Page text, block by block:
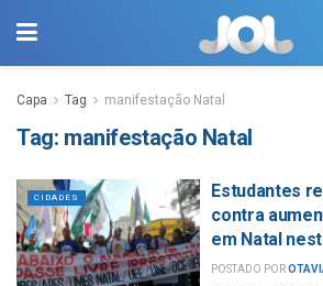
Capa Tag manifestação Natal
Tag: manifestação Natal
CIDADES
Estudantes
contra
em Natal
POSTADO POR